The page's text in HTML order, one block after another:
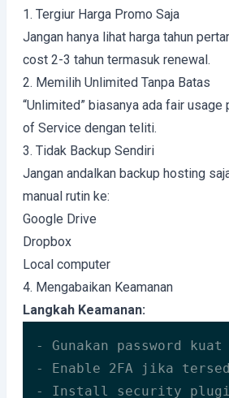
1. Tergiur Harga Promo Saja
Jangan hanya lihat harga tahun
cost 2-3 tahun termasuk renewal.
2. Memilih Unlimited Tanpa Batas
“Unlimited” biasanya ada fair usage
of Service dengan teliti.
3. Tidak Backup Sendiri
Jangan andalkan backup hosting
manual rutin ke:
Google Drive
Dropbox
Local computer
4. Mengabaikan Keamanan
Langkah Keamanan:
- Gunakan password kuat
- Enable 2FA jika
- Install security plugin